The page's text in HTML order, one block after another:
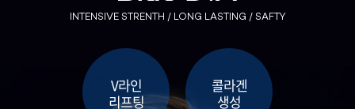
INTENSIVE STRENTH / LONG LASTING / SAFTY
V라인
리프팅
콜라겐
생성